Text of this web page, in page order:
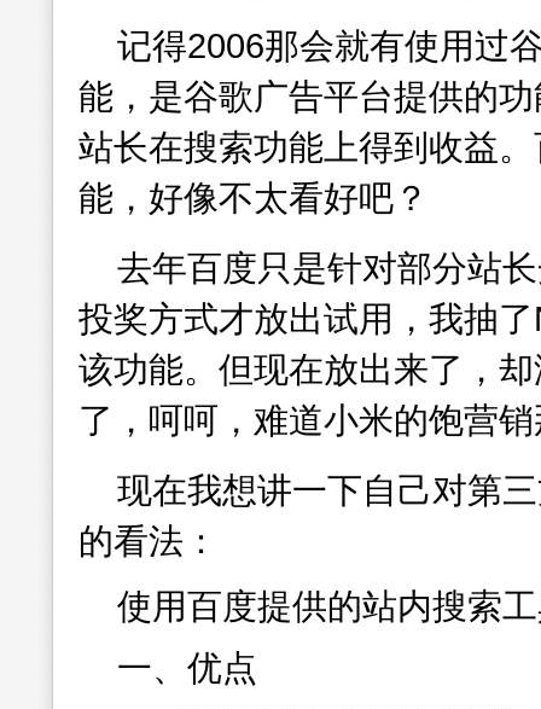
记得2006那会就有使用过
能，是谷歌广告平台提供的
站长在搜索功能上得到收益
能，好像不太看好吧？
去年百度只是针对部分站
投奖方式才放出试用，我抽
该功能。但现在放出来了，
了，呵呵，难道小米的饱营
现在我想讲一下自己对第
的看法：
使用百度提供的站内搜索
一、优点